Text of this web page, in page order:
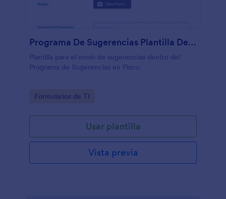
Programa De Sugerencias Plantilla De Envío De Sugerencias
Plantilla para el envío de sugerencias dentro del
Programa de Sugerencias en Pisco.
Go to Category:
Formularios de TI
Usar plantilla
Vista previa